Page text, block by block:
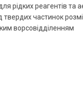
рідких реагентів та
твердих частинок
ворсовідділенням